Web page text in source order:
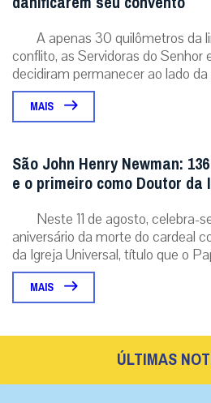
A apenas 30 quilômetros da
conflito, as Servidoras do Senhor
decidiram permanecer ao lado da
MAIS
São John Henry Newman:
e o primeiro como Doutor da
Neste 11 de agosto, celebra-
aniversário da morte do cardeal
da Igreja Universal, título que o
MAIS
ÚLTIMAS